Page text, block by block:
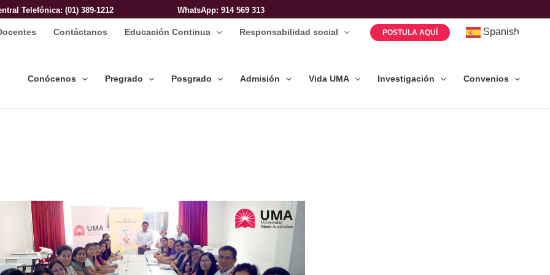
Telefónica: (01) 389-1212 WhatsApp: 914 569 313
Contáctanos Educación Continua Responsabilidad social POSTULA AQUÍ Spanish
Conócenos Pregrado Posgrado Admisión Vida UMA Investigación Convenios